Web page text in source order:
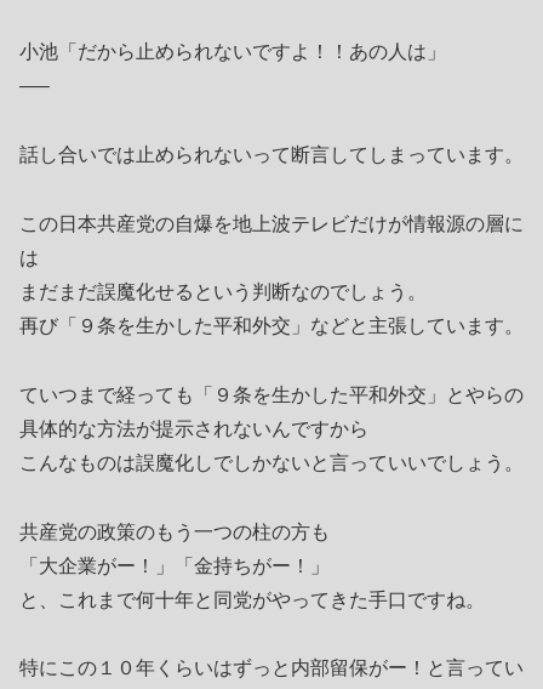
小池「だから止められないですよ！！あの人は」
—–
話し合いでは止められないって断言してしまっています。
この日本共産党の自爆を地上波テレビだけが情報源の層に
は
まだまだ誤魔化せるという判断なのでしょう。
再び「９条を生かした平和外交」などと主張しています。
ていつまで経っても「９条を生かした平和外交」とやらの
具体的な方法が提示されないんですから
こんなものは誤魔化しでしかないと言っていいでしょう。
共産党の政策のもう一つの柱の方も
「大企業がー！」「金持ちがー！」
と、これまで何十年と同党がやってきた手口ですね。
特にこの１０年くらいはずっと内部留保がー！と言ってい